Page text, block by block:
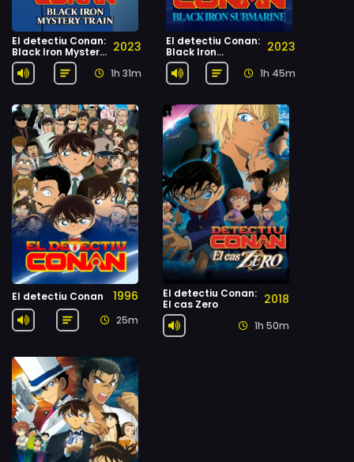
El detectiu Conan:
Black Iron Mystery
Train
2023
1h 31m
El detectiu Conan:
Black Iron
Submarine
2023
1h 45m
El detectiu Conan 1996
25m
El detectiu Conan:
El cas Zero
2018
1h 50m